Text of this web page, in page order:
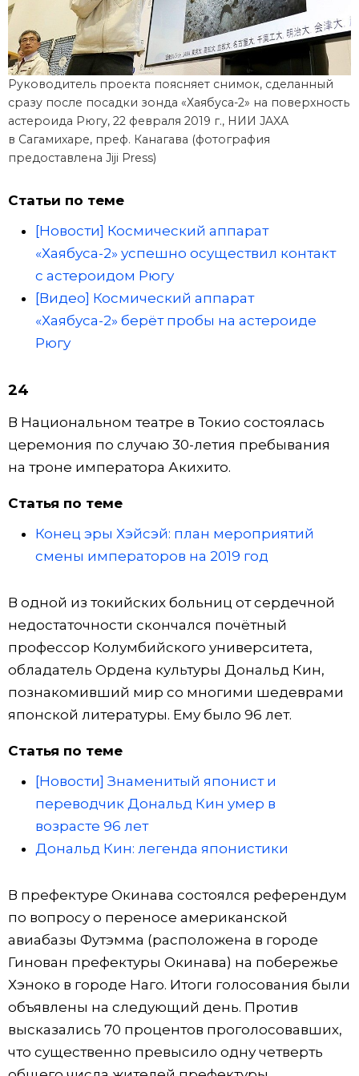
Руководитель проекта поясняет снимок, сделанный
сразу после посадки зонда «Хаябуса-2» на поверхность
астероида Рюгу, 22 февраля 2019 г., НИИ JAXA
в Сагамихаре, преф. Канагава (фотография
предоставлена Jiji Press)
Статьи по теме
[Новости] Космический аппарат
«Хаябуса-2» успешно осуществил контакт
с астероидом Рюгу
[Видео] Космический аппарат
«Хаябуса-2» берёт пробы на астероиде
Рюгу
24
В Национальном театре в Токио состоялась
церемония по случаю 30-летия пребывания
на троне императора Акихито.
Статья по теме
Конец эры Хэйсэй: план мероприятий
смены императоров на 2019 год
В одной из токийских больниц от сердечной
недостаточности скончался почётный
профессор Колумбийского университета,
обладатель Ордена культуры Дональд Кин,
познакомивший мир со многими шедеврами
японской литературы. Ему было 96 лет.
Статья по теме
[Новости] Знаменитый японист и
переводчик Дональд Кин умер в
возрасте 96 лет
Дональд Кин: легенда японистики
В префектуре Окинава состоялся референдум
по вопросу о переносе американской
авиабазы Футэмма (расположена в городе
Гинован префектуры Окинава) на побережье
Хэноко в городе Наго. Итоги голосования были
объявлены на следующий день. Против
высказались 70 процентов проголосовавших,
что существенно превысило одну четверть